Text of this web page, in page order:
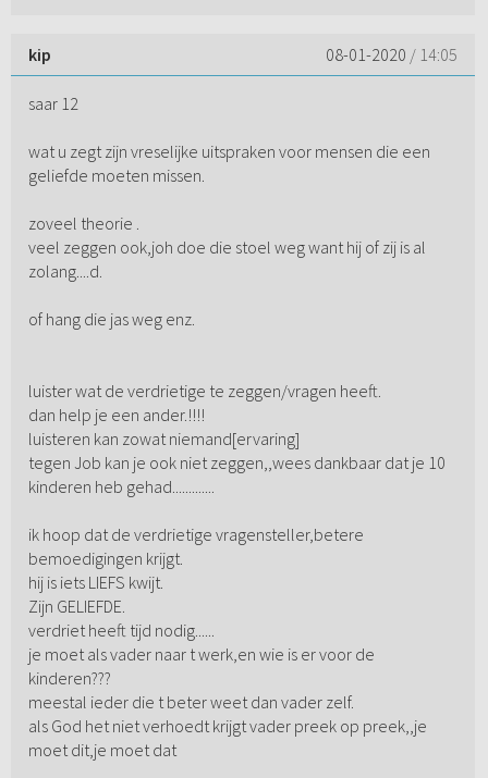
kip 08-01-2020 / 14:05
saar 12
wat u zegt zijn vreselijke uitspraken voor mensen die een
geliefde moeten missen.
zoveel theorie .
veel zeggen ook,joh doe die stoel weg want hij of zij is al
zolang....d.
of hang die jas weg enz.
luister wat de verdrietige te zeggen/vragen heeft.
dan help je een ander.!!!!
luisteren kan zowat niemand[ervaring]
tegen Job kan je ook niet zeggen,,wees dankbaar dat je 10
kinderen heb gehad.............
ik hoop dat de verdrietige vragensteller,betere
bemoedigingen krijgt.
hij is iets LIEFS kwijt.
Zijn GELIEFDE.
verdriet heeft tijd nodig......
je moet als vader naar t werk,en wie is er voor de
kinderen???
meestal ieder die t beter weet dan vader zelf.
als God het niet verhoedt krijgt vader preek op preek,,je
moet dit,je moet dat